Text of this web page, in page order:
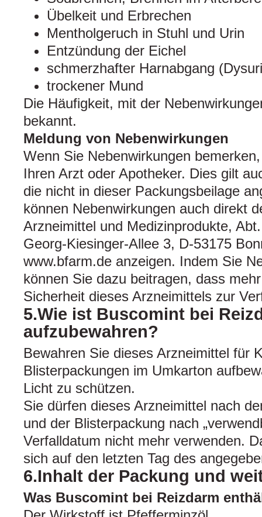
Übelkeit und Erbrechen
Mentholgeruch in Stuhl und Urin
Entzündung der Eichel
schmerzhafter Harnabgang
trockener Mund
Die Häufigkeit, mit der
bekannt.
Meldung von Nebenwirkungen
Wenn Sie Nebenwirkungen
Ihren Arzt oder Apotheker. Dies gilt
die nicht in dieser Packungsbeilage
können Nebenwirkungen auch direkt
Arzneimittel und Medizinprodukte,
Georg-Kiesinger-Allee 3, D-53175
www.bfarm.de anzeigen. Indem Sie
können Sie dazu beitragen, dass
Sicherheit dieses Arzneimittels zur
5.Wie ist Buscomint bei
aufzubewahren?
Bewahren Sie dieses Arzneimittel für
Blisterpackungen im Umkarton
Licht zu schützen.
Sie dürfen dieses Arzneimittel nach
und der Blisterpackung nach
Verfalldatum nicht mehr verwenden.
sich auf den letzten Tag des
6.Inhalt der Packung und
Was Buscomint bei Reizdarm